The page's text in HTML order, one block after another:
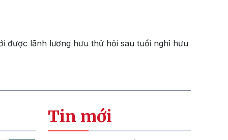
được lãnh lương hưu thử hỏi sau tuổi nghỉ hưu
Tin mới